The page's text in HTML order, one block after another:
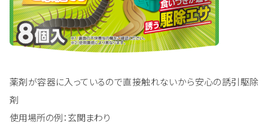
薬剤が容器に入っているので直接触れないから安心の誘引駆除
剤
使用場所の例：玄関まわり